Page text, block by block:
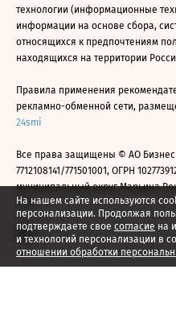
На нашем сайте используются
персонализации. Продолжая
подтверждаете свое согласие на
и технологий персонализации в
отношении обработки
технологии (информационные
информации на основе сбора,
относящихся к предпочтениям
находящихся на территории
Правила применения
рекламно-обменной сети,
24smi
Все права защищены © АО
7712108141/771501001, ОГРН
муниципальный округ Марьина
2026